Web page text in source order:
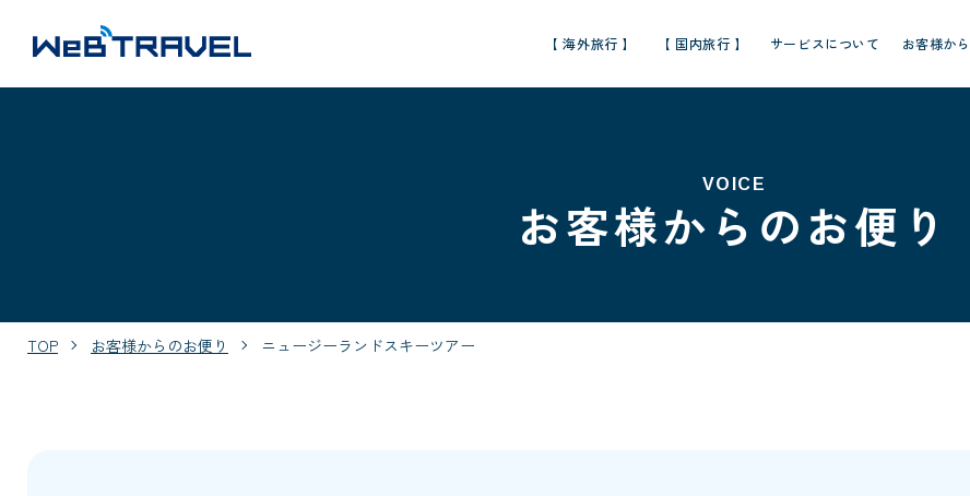
【 海外旅行 】 【 国内旅行 】 サービスについて お客様か
VOICE
お客様からのお便り
TOP お客様からのお便り ニュージーランドスキーツアー